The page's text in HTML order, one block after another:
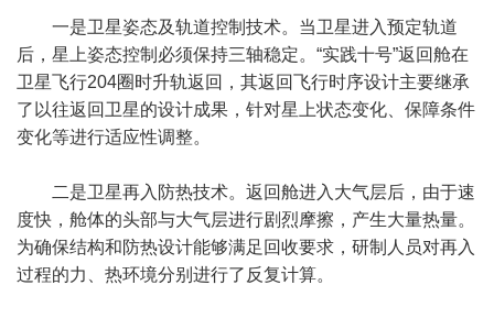
一是卫星姿态及轨道控制技术。当卫星进入预定轨道
后，星上姿态控制必须保持三轴稳定。“实践十号”返回舱在
卫星飞行204圈时升轨返回，其返回飞行时序设计主要继承
了以往返回卫星的设计成果，针对星上状态变化、保障条件
变化等进行适应性调整。
二是卫星再入防热技术。返回舱进入大气层后，由于速
度快，舱体的头部与大气层进行剧烈摩擦，产生大量热量。
为确保结构和防热设计能够满足回收要求，研制人员对再入
过程的力、热环境分别进行了反复计算。